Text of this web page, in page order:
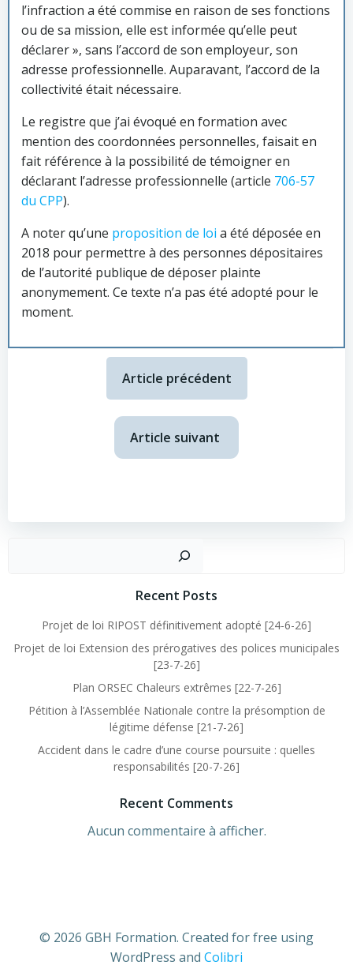
l’infraction a été commise en raison de ses fonctions
ou de sa mission, elle est informée qu’elle peut
déclarer », sans l’accord de son employeur, son
adresse professionnelle. Auparavant, l’accord de la
collectivité était nécessaire.
Le registre que j’ai évoqué en formation avec
mention des coordonnées personnelles, faisait en
fait référence à la possibilité de témoigner en
déclarant l’adresse professionnelle (article 706-57
du CPP).
A noter qu’une proposition de loi a été déposée en
2018 pour permettre à des personnes dépositaires
de l’autorité publique de déposer plainte
anonymement. Ce texte n’a pas été adopté pour le
moment.
Article précédent
Article suivant
Recent Posts
Projet de loi RIPOST définitivement adopté [24-6-26]
Projet de loi Extension des prérogatives des polices municipales
[23-7-26]
Plan ORSEC Chaleurs extrêmes [22-7-26]
Pétition à l’Assemblée Nationale contre la présomption de
légitime défense [21-7-26]
Accident dans le cadre d’une course poursuite : quelles
responsabilités [20-7-26]
Recent Comments
Aucun commentaire à afficher.
© 2026 GBH Formation. Created for free using
WordPress and Colibri